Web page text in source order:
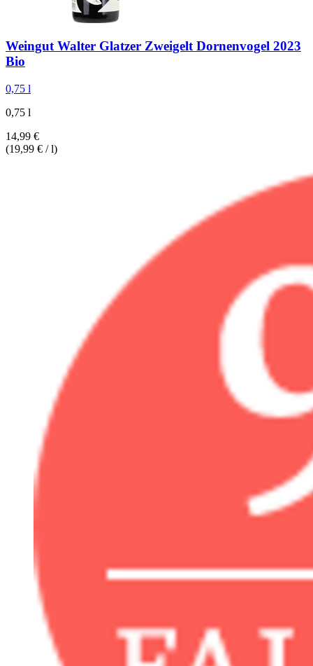
Weingut Walter Glatzer Zweigelt Dornenvogel 2023
Bio
0,75 l
0,75 l
14,99 €
(19,99 € / l)